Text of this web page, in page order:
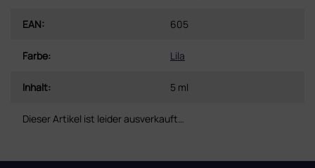
EAN: 605
Farbe: Lila
Inhalt: 5 ml
Dieser Artikel ist leider ausverkauft…